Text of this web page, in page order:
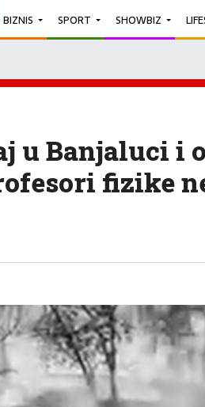
BIZNIS SPORT SHOWBIZ
u Banjaluci i
fizike